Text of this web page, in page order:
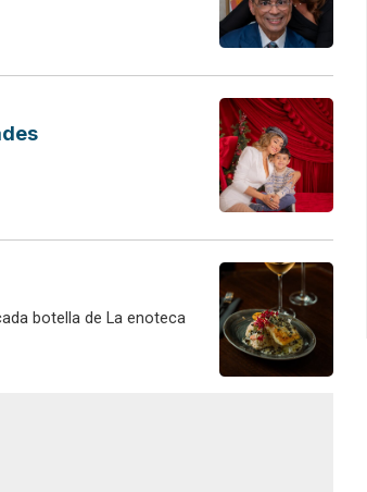
botella de La enoteca